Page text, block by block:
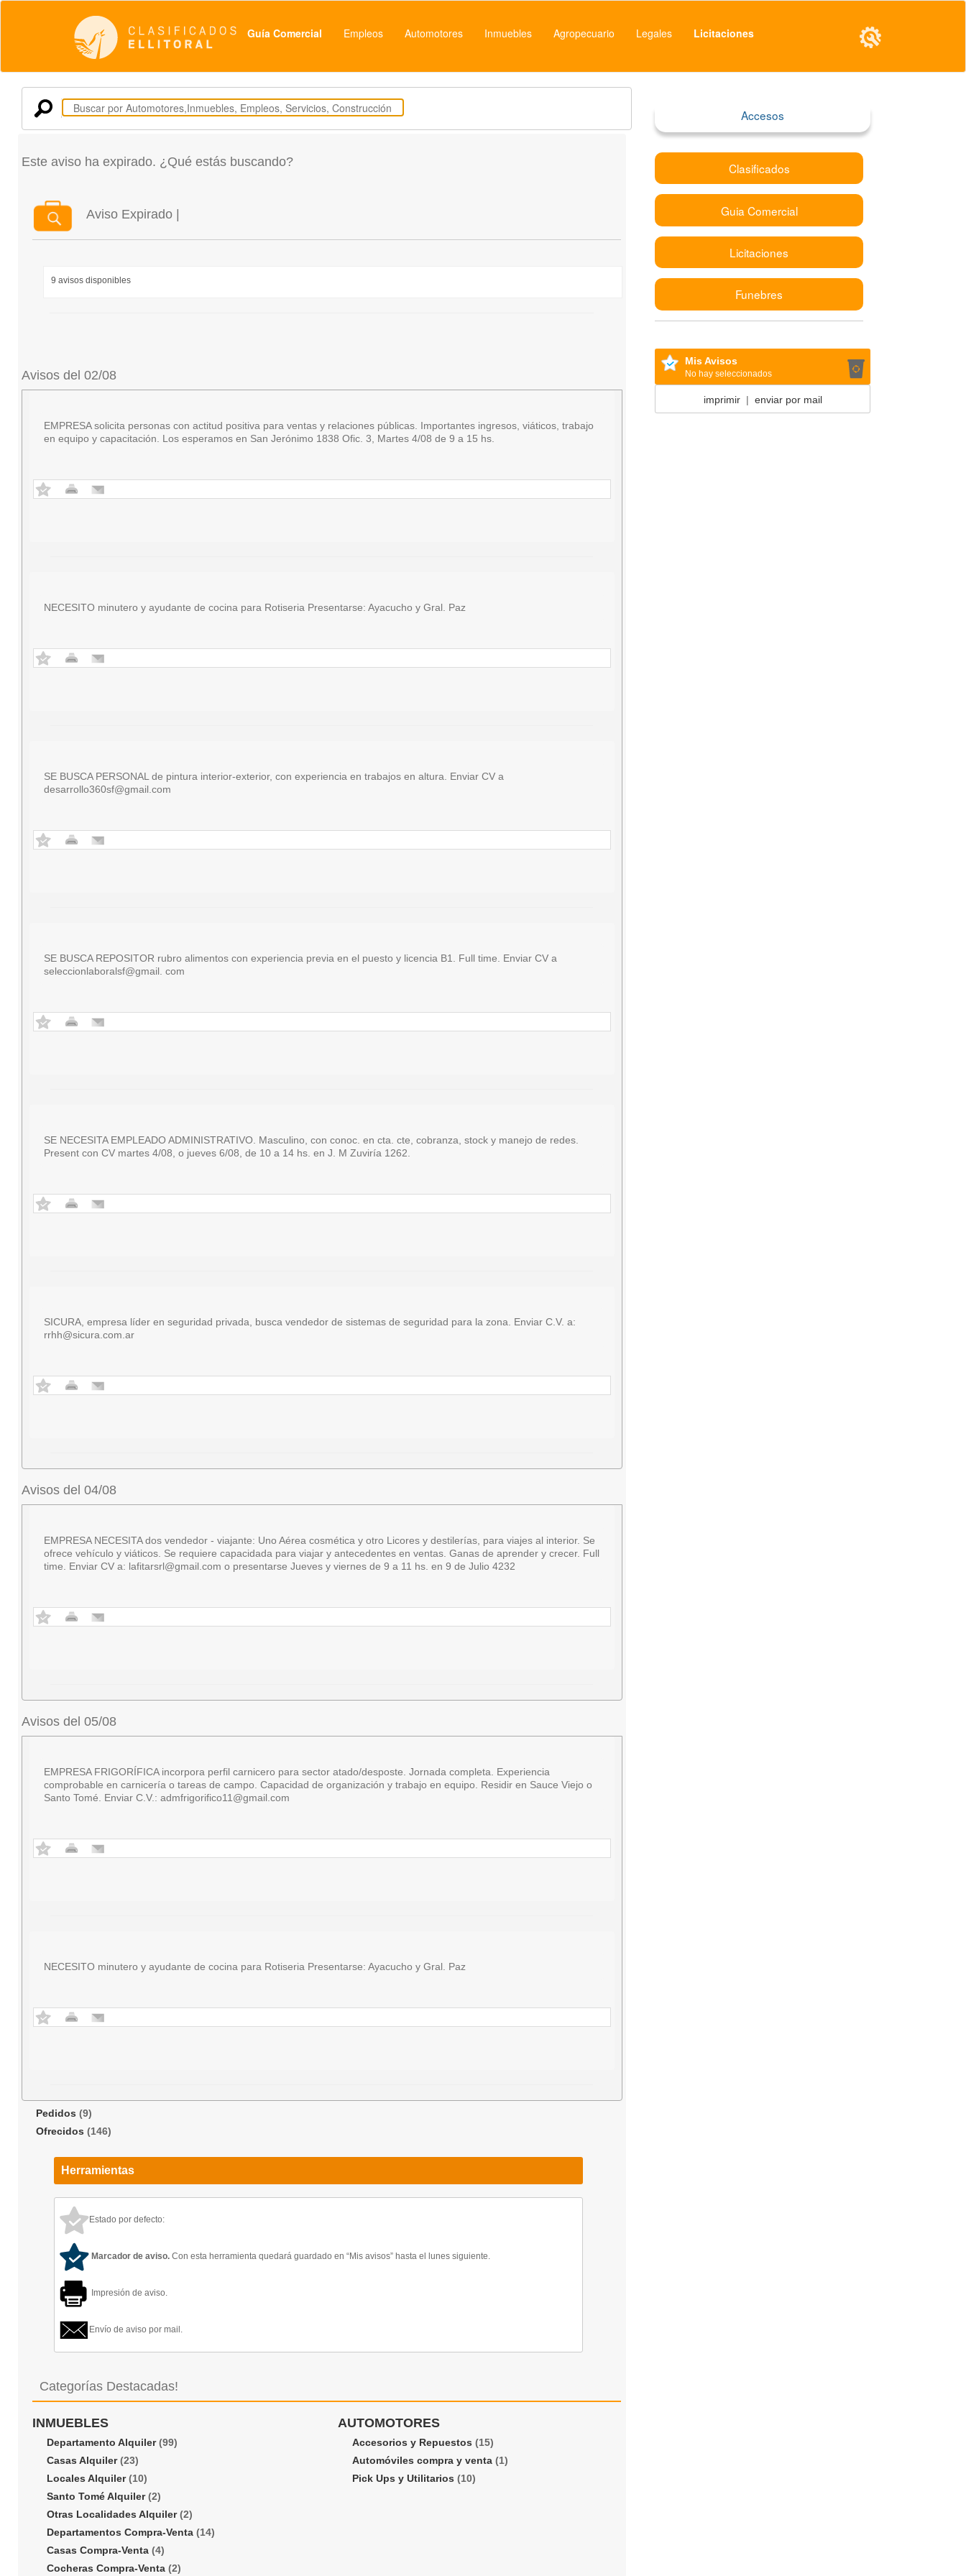
Guía Comercial Empleos Automotores Inmuebles Agropecuario Legales Licitaciones
Este aviso ha expirado. ¿Qué estás buscando?
Aviso Expirado |
9 avisos disponibles
Avisos del 02/08
EMPRESA solicita personas con actitud positiva para ventas y relaciones públicas. Importantes ingresos, viáticos, trabajo
en equipo y capacitación. Los esperamos en San Jerónimo 1838 Ofic. 3, Martes 4/08 de 9 a 15 hs.
NECESITO minutero y ayudante de cocina para Rotiseria Presentarse: Ayacucho y Gral. Paz
SE BUSCA PERSONAL de pintura interior-exterior, con experiencia en trabajos en altura. Enviar CV a
desarrollo360sf@gmail.com
SE BUSCA REPOSITOR rubro alimentos con experiencia previa en el puesto y licencia B1. Full time. Enviar CV a
seleccionlaboralsf@gmail. com
SE NECESITA EMPLEADO ADMINISTRATIVO. Masculino, con conoc. en cta. cte, cobranza, stock y manejo de redes.
Present con CV martes 4/08, o jueves 6/08, de 10 a 14 hs. en J. M Zuviría 1262.
SICURA, empresa líder en seguridad privada, busca vendedor de sistemas de seguridad para la zona. Enviar C.V. a:
rrhh@sicura.com.ar
Avisos del 04/08
EMPRESA NECESITA dos vendedor - viajante: Uno Aérea cosmética y otro Licores y destilerías, para viajes al interior. Se
ofrece vehículo y viáticos. Se requiere capacidada para viajar y antecedentes en ventas. Ganas de aprender y crecer. Full
time. Enviar CV a: lafitarsrl@gmail.com o presentarse Jueves y viernes de 9 a 11 hs. en 9 de Julio 4232
Avisos del 05/08
EMPRESA FRIGORÍFICA incorpora perfil carnicero para sector atado/desposte. Jornada completa. Experiencia
comprobable en carnicería o tareas de campo. Capacidad de organización y trabajo en equipo. Residir en Sauce Viejo o
Santo Tomé. Enviar C.V.: admfrigorifico11@gmail.com
NECESITO minutero y ayudante de cocina para Rotiseria Presentarse: Ayacucho y Gral. Paz
Pedidos (9)
Ofrecidos (146)
Herramientas
Estado por defecto:
Marcador de aviso. Con esta herramienta quedará guardado en “Mis avisos” hasta el lunes siguiente.
Impresión de aviso.
Envío de aviso por mail.
Categorías Destacadas!
INMUEBLES
Departamento Alquiler(99)
Casas Alquiler(23)
Locales Alquiler(10)
Santo Tomé Alquiler(2)
Otras Localidades Alquiler(2)
Departamentos Compra-Venta (14)
Casas Compra-Venta (4)
Cocheras Compra-Venta (2)
AUTOMOTORES
Accesorios y Repuestos (15)
Automóviles compra y venta(1)
Pick Ups y Utilitarios (10)
Accesos
Clasificados
Guia Comercial
Licitaciones
Funebres
Mis Avisos
No hay seleccionados
imprimir| enviar por mail